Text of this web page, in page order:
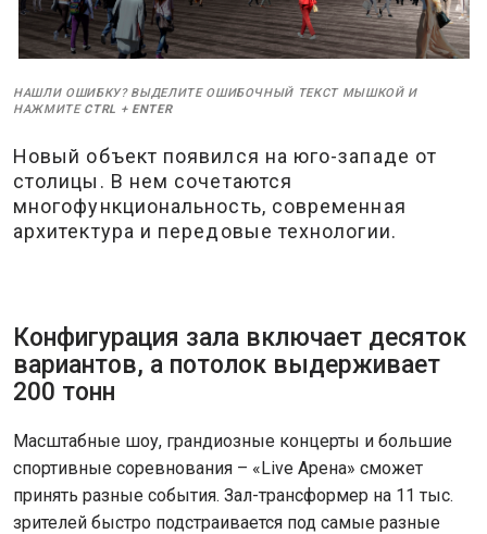
НАШЛИ ОШИБКУ? ВЫДЕЛИТЕ ОШИБОЧНЫЙ ТЕКСТ МЫШКОЙ И
НАЖМИТЕ CTRL + ENTER
Новый объект появился на юго-западе от
столицы. В нем сочетаются
многофункциональность, современная
архитектура и передовые технологии.
Конфигурация зала включает десяток
вариантов, а потолок выдерживает
200 тонн
Масштабные шоу, грандиозные концерты и большие
спортивные соревнования – «Live Арена» сможет
принять разные события. Зал-трансформер на 11 тыс.
зрителей быстро подстраивается под самые разные